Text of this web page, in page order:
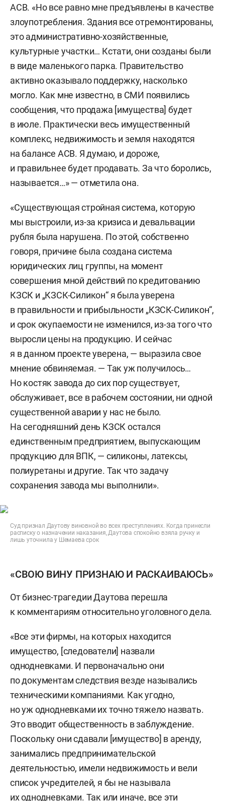
АСВ. «Но все равно мне предъявлены в качестве
злоупотребления. Здания все отремонтированы,
это административно-хозяйственные,
культурные участки… Кстати, они созданы были
в виде маленького парка. Правительство
активно оказывало поддержку, насколько
могло. Как мне известно, в СМИ появились
сообщения, что продажа [имущества] будет
в июле. Практически весь имущественный
комплекс, недвижимость и земля находятся
на балансе АСВ. Я думаю, и дороже,
и правильнее будет продавать. За что боролись,
называется…» — отметила она.
«Существующая стройная система, которую
мы выстроили, из-за кризиса и девальвации
рубля была нарушена. По этой, собственно
говоря, причине была создана система
юридических лиц группы, на момент
совершения мной действий по кредитованию
КЗСК и „КЗСК-Силикон“ я была уверена
в правильности и прибыльности „КЗСК-Силикон“,
и срок окупаемости не изменился, из-за того что
выросли цены на продукцию. И сейчас
я в данном проекте уверена, — выразила свое
мнение обвиняемая. — Так уж получилось…
Но костяк завода до сих пор существует,
обслуживает, все в рабочем состоянии, ни одной
существенной аварии у нас не было.
На сегодняшний день КЗСК остался
единственным предприятием, выпускающим
продукцию для ВПК, — силиконы, латексы,
полиуретаны и другие. Так что задачу
сохранения завода мы выполнили».
Суд признал Даутову виновной во всех преступлениях. Когда принесли
расписку о назначении наказания, Даутова спокойно взяла ручку и
лишь уточнила у Шемаева срок
«СВОЮ ВИНУ ПРИЗНАЮ И РАСКАИВАЮСЬ»
От бизнес-трагедии Даутова перешла
к комментариям относительно уголовного дела.
«Все эти фирмы, на которых находится
имущество, [следователи] назвали
однодневками. И первоначально они
по документам следствия везде назывались
техническими компаниями. Как угодно,
но уж однодневками их точно тяжело назвать.
Это вводит общественность в заблуждение.
Поскольку они сдавали [имущество] в аренду,
занимались предпринимательской
деятельностью, имели недвижимость и вели
список учредителей, я бы не называла
их однодневками. Так или иначе, все эти